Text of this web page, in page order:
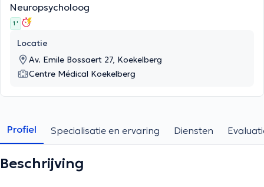
Neuropsycholoog
1 '
Locatie
Av. Emile Bossaert 27, Koekelberg
Centre Médical Koekelberg
Profiel Specialisatie en ervaring Diensten
Beschrijving